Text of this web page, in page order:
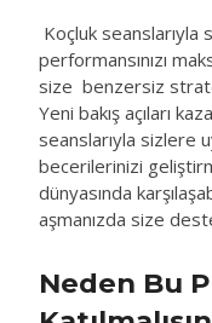
Koçluk
performansınızı
size benzersiz
Yeni bakış açıları
seanslarıyla sizlere
becerilerinizi
dünyasında
aşmanızda size
Neden Bu